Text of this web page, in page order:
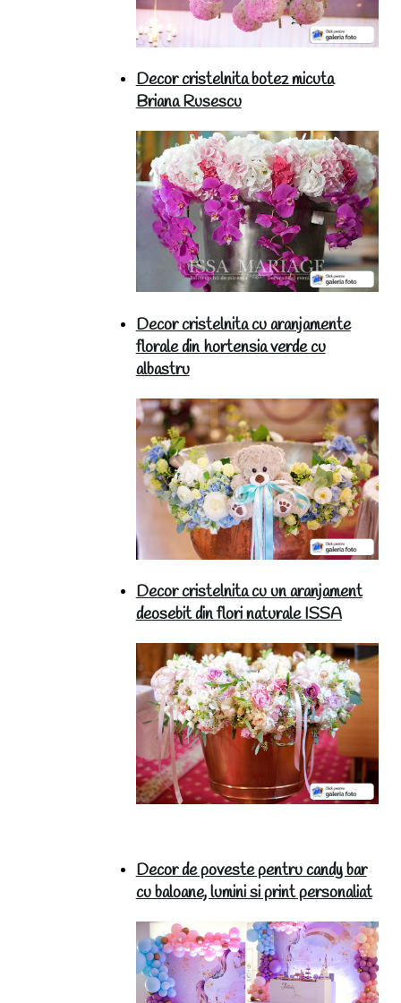
Decor cristelnita botez micuta
Briana Rusescu
Decor cristelnita cu aranjamente
florale din hortensia verde cu
albastru
Decor cristelnita cu un aranjament
deosebit din flori naturale ISSA
Decor de poveste pentru candy bar
cu baloane, lumini si print personaliat